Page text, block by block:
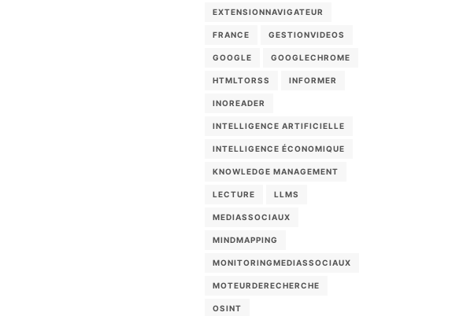
EXTENSIONNAVIGATEUR
FRANCE GESTIONVIDEOS
GOOGLE GOOGLECHROME
HTMLTORSS INFORMER
INOREADER
INTELLIGENCE ARTIFICIELLE
INTELLIGENCE ÉCONOMIQUE
KNOWLEDGE MANAGEMENT
LECTURE LLMS
MEDIASSOCIAUX
MINDMAPPING
MONITORINGMEDIASSOCIAUX
MOTEURDERECHERCHE
OSINT